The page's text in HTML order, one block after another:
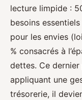
lecture limpide :
besoins
pour les envies
% consacrés à
dettes. Ce
appliquant une
trésorerie, il